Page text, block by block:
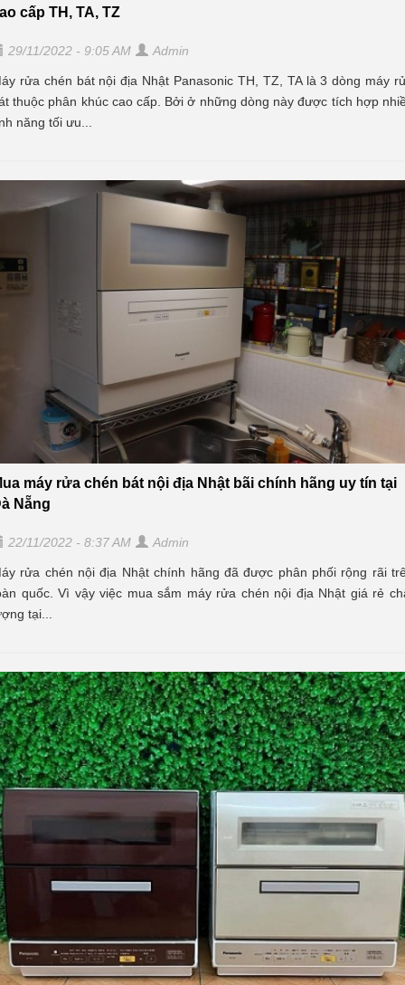
cấp TH, TA, TZ
29/11/2022 - 9:05 AM Admin
rửa chén bát nội địa Nhật Panasonic TH, TZ, TA là 3 dòng máy
thuộc phân khúc cao cấp. Bởi ở những dòng này được tích hợp
năng tối ưu...
máy rửa chén bát nội địa Nhật bãi chính hãng uy tín tại
Nẵng
22/11/2022 - 8:37 AM Admin
rửa chén nội địa Nhật chính hãng đã được phân phối rộng rãi
quốc. Vì vậy việc mua sắm máy rửa chén nội địa Nhật giá rẻ
tại...